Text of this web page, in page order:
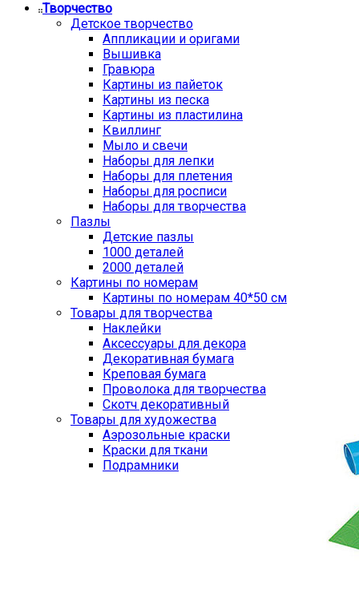
Творчество
Детское творчество
Аппликации и оригами
Вышивка
Гравюра
Картины из пайеток
Картины из песка
Картины из пластилина
Квиллинг
Мыло и свечи
Наборы для лепки
Наборы для плетения
Наборы для росписи
Наборы для творчества
Пазлы
Детские пазлы
1000 деталей
2000 деталей
Картины по номерам
Картины по номерам 40*50 см
Товары для творчества
Наклейки
Аксессуары для декора
Декоративная бумага
Креповая бумага
Проволока для творчества
Скотч декоративный
Товары для художества
Аэрозольные краски
Краски для ткани
Подрамники